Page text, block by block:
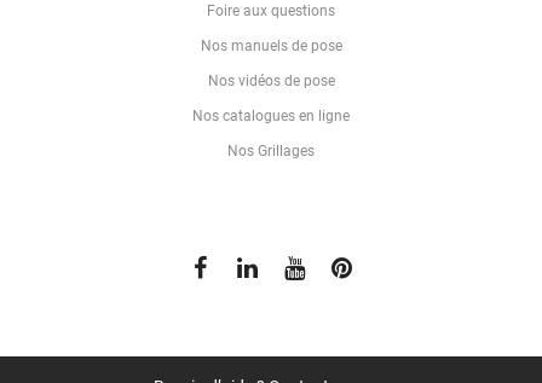
Foire aux questions
Nos manuels de pose
Nos vidéos de pose
Nos catalogues en ligne
Nos Grillages